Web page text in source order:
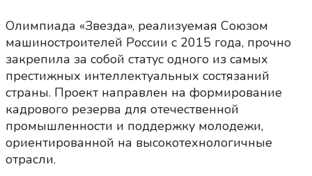
Олимпиада «Звезда», реализуемая Союзом
машиностроителей России с 2015 года, прочно
закрепила за собой статус одного из самых
престижных интеллектуальных состязаний
страны. Проект направлен на формирование
кадрового резерва для отечественной
промышленности и поддержку молодежи,
ориентированной на высокотехнологичные
отрасли.